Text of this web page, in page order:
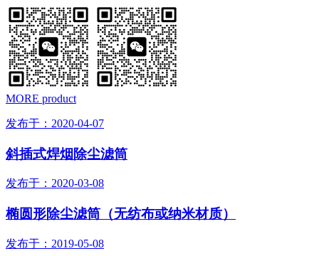
MORE product
发布于：2020-04-07
斜插式焊烟除尘滤筒
发布于：2020-03-08
椭圆形除尘滤筒（无纺布或纳米材质）
发布于：2019-05-08